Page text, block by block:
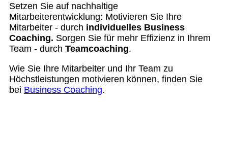
Setzen Sie auf nachhaltige
Mitarbeiterentwicklung: Motivieren Sie Ihre
Mitarbeiter - durch individuelles Business
Coaching. Sorgen Sie für mehr Effizienz in Ihrem
Team - durch Teamcoaching.
Wie Sie Ihre Mitarbeiter und Ihr Team zu
Höchstleistungen motivieren können, finden Sie
bei Business Coaching.